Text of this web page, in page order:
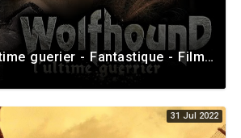
Wolfhound, l'ultime guerier - Fantastique - Film complet en français - HD 1080
31 Jul 2022